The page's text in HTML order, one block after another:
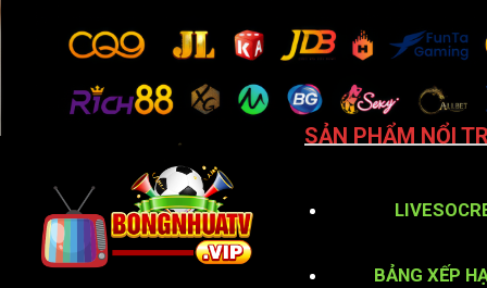
SẢN PHẨM NỔI
BẢNG XẾP